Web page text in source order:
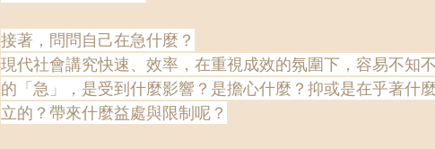
接著，問問自己在急什麼？
現代社會講究快速、效率，在重視成效的氛圍下，容易不知
的「急」，是受到什麼影響？是擔心什麼？抑或是在乎著什
立的？帶來什麼益處與限制呢？